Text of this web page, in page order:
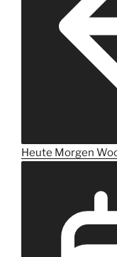
Heute Morgen